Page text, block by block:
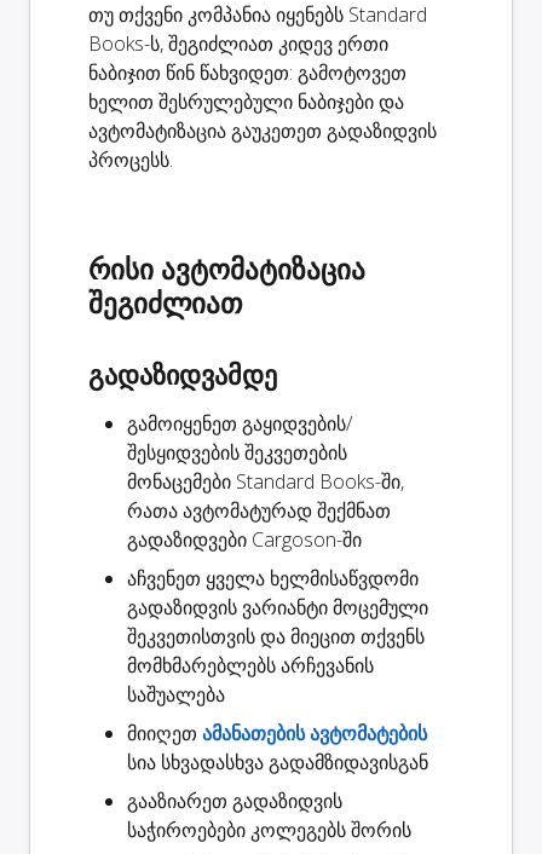
თუ თქვენი კომპანია იყენებს Standard
Books-ს, შეგიძლიათ კიდევ ერთი
ნაბიჯით წინ წახვიდეთ: გამოტოვეთ
ხელით შესრულებული ნაბიჯები და
ავტომატიზაცია გაუკეთეთ გადაზიდვის
პროცესს.
რისი ავტომატიზაცია
შეგიძლიათ
გადაზიდვამდე
გამოიყენეთ გაყიდვების/
შესყიდვების შეკვეთების
მონაცემები Standard Books-ში,
რათა ავტომატურადშექმნათ
გადაზიდვები Cargoson-ში
აჩვენეთ ყველა ხელმისაწვდომი
გადაზიდვის ვარიანტიმოცემული
შეკვეთისთვის და მიეცით თქვენს
მომხმარებლებს არჩევანის
საშუალება
მიიღეთ ამანათების ავტომატების
სია სხვადასხვა გადამზიდავისგან
გააზიარეთ გადაზიდვის
საჭიროებები კოლეგებს შორის